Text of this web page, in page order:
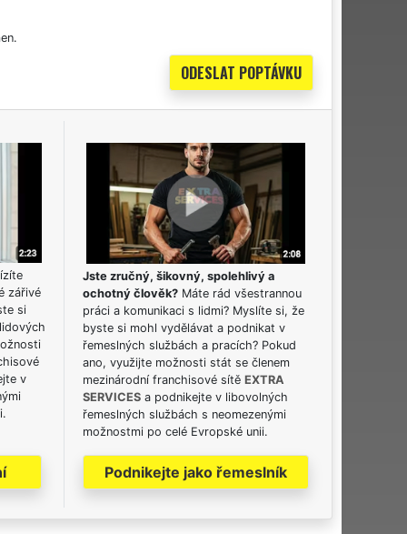
zářivé
si
v
Jste zručný, šikovný, spolehlivý a
ochotný člověk? Máte rád všestrannou
práci a komunikaci s lidmi? Myslíte si, že
byste si mohl vydělávat a podnikat v
řemeslných službách a pracích? Pokud
ano, využijte možnosti stát se členem
mezinárodní franchisové sítě EXTRA
SERVICES a podnikejte v libovolných
řemeslných službách s neomezenými
možnostmi po celé Evropské unii.
Podnikejte jako řemeslník